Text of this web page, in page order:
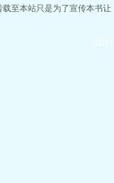
至本站只是为了宣传本书让